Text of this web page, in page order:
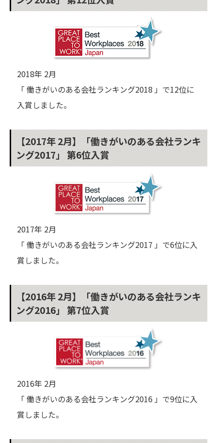
2018年 2月
「 働きがいのある会社ランキング2018 」で12位に
入賞しました。
【2017年 2月】「働きがいのある会社ランキ
ング2017」 第6位入賞
2017年 2月
「 働きがいのある会社ランキング2017 」で6位に入
賞しました。
【2016年 2月】「働きがいのある会社ランキ
ング2016」 第7位入賞
2016年 2月
「 働きがいのある会社ランキング2016 」で9位に入
賞しました。